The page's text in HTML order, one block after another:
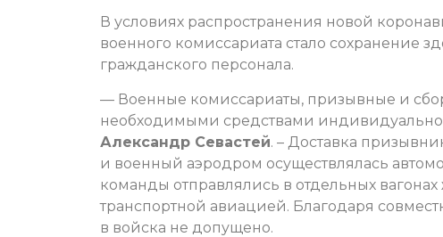
В условиях распространения новой
военного комиссариата стало сохранение
гражданского персонала.
— Военные комиссариаты, призывные и
необходимыми средствами
Александр Севастей. – Доставка
и военный аэродром осуществлялась
команды отправлялись в отдельных
транспортной авиацией. Благодаря
в войска не допущено.